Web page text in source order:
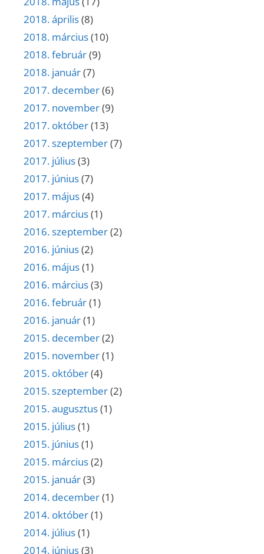
2018. április(8)
2018. március(10)
2018. február(9)
2018. január(7)
2017. december(6)
2017. november(9)
2017. október(13)
2017. szeptember(7)
2017. július(3)
2017. június(7)
2017. május(4)
2017. március(1)
2016. szeptember(2)
2016. június(2)
2016. május(1)
2016. március(3)
2016. február(1)
2016. január(1)
2015. december(2)
2015. november(1)
2015. október(4)
2015. szeptember(2)
2015. augusztus(1)
2015. július(1)
2015. június(1)
2015. március(2)
2015. január(3)
2014. december(1)
2014. október(1)
2014. július(1)
2014. június(3)